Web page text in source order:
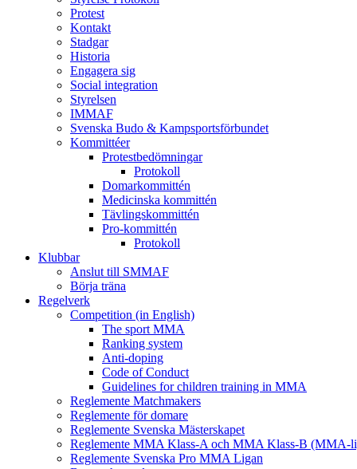
Protest
Kontakt
Stadgar
Historia
Engagera sig
Social integration
Styrelsen
IMMAF
Svenska Budo & Kampsportsförbundet
Kommittéer
Protestbedömningar
Protokoll
Domarkommittén
Medicinska kommittén
Tävlingskommittén
Pro-kommittén
Protokoll
Klubbar
Anslut till SMMAF
Börja träna
Regelverk
Competition (in English)
The sport MMA
Ranking system
Anti-doping
Code of Conduct
Guidelines for children training in MMA
Reglemente Matchmakers
Reglemente för domare
Reglemente Svenska Mästerskapet
Reglemente MMA Klass-A och MMA Klass-B (MMA-
Reglemente Svenska Pro MMA Ligan